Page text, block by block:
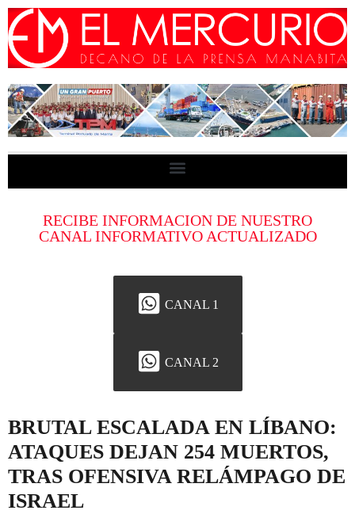
RECIBE INFORMACION DE NUESTRO
CANAL INFORMATIVO ACTUALIZADO
CANAL 1
CANAL 2
BRUTAL ESCALADA EN LÍBANO:
ATAQUES DEJAN 254 MUERTOS,
TRAS OFENSIVA RELÁMPAGO DE
ISRAEL